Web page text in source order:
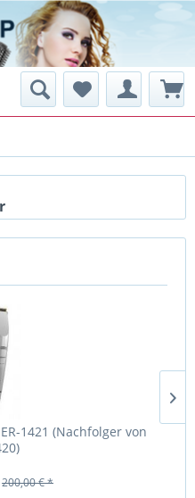
1421 (Nachfolger von
200,00 € *